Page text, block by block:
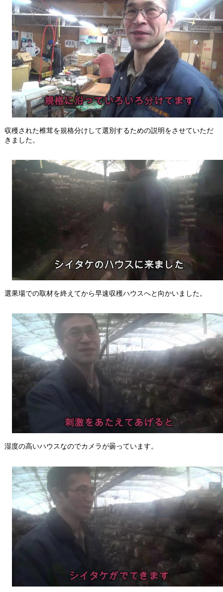
収穫された椎茸を規格分けして選別するための説明をさせていただ
きました。
選果場での取材を終えてから早速収穫ハウスへと向かいました。
湿度の高いハウスなのでカメラが曇っています。